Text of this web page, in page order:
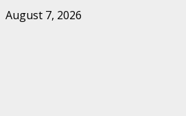
August 7, 2026